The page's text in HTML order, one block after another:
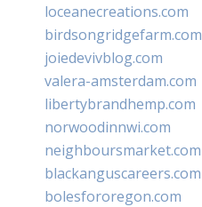
loceanecreations.com
birdsongridgefarm.com
joiedevivblog.com
valera-amsterdam.com
libertybrandhemp.com
norwoodinnwi.com
neighboursmarket.com
blackanguscareers.com
bolesfororegon.com